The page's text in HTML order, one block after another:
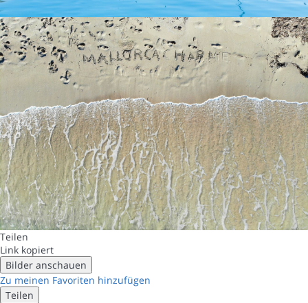
Teilen
Link kopiert
Bilder anschauen
Zu meinen Favoriten hinzufügen
Teilen